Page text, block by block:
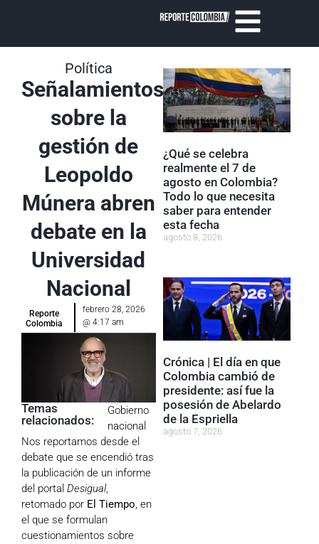
Política
Señalamientos
sobre la
gestión de
Leopoldo
Múnera abren
debate en la
Universidad
Nacional
Reporte
Colombia
febrero 28, 2026
@ 4:17 am
Temas
relacionados:
Gobierno
nacional
Nos reportamos desde el
debate que se encendió tras
la publicación de un informe
del portal Desigual,
retomado por El Tiempo, en
el que se formulan
cuestionamientos sobre
¿Qué se celebra
realmente el 7 de
agosto en Colombia?
Todo lo que necesita
saber para entender
esta fecha
agosto 8, 2026
Crónica | El día en que
Colombia cambió de
presidente: así fue la
posesión de Abelardo
de la Espriella
agosto 7, 2026